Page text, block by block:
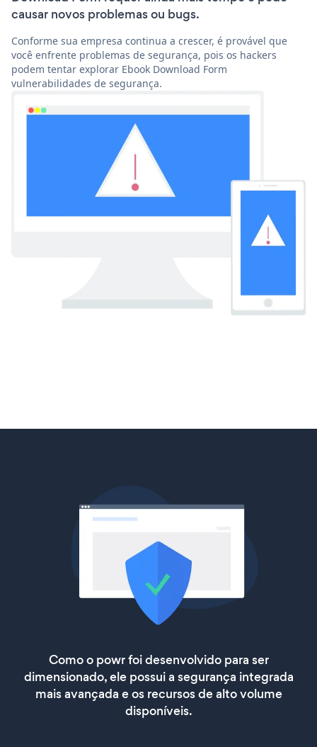
causar novos problemas ou bugs.
Conforme sua empresa continua a crescer, é provável que
você enfrente problemas de segurança, pois os hackers
podem tentar explorar Ebook Download Form
vulnerabilidades de segurança.
Como o powr foi desenvolvido para ser
dimensionado, ele possui a segurança integrada
mais avançada e os recursos de alto volume
disponíveis.